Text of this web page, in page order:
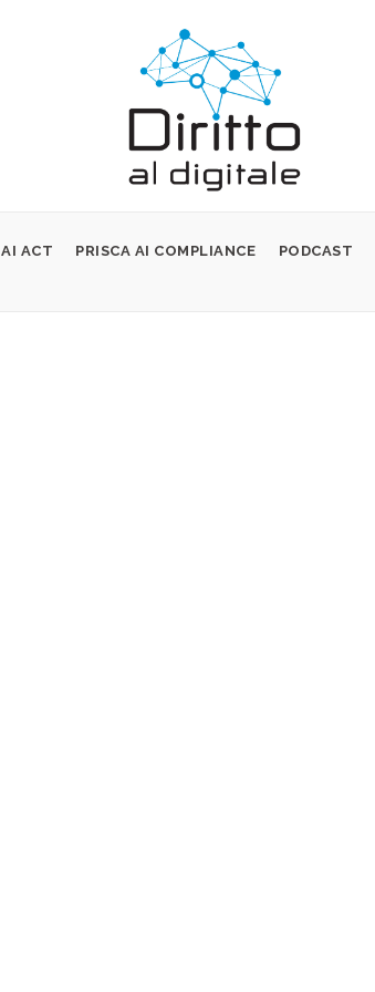
AI ACT PRISCA AI COMPLIANCE PODCAST